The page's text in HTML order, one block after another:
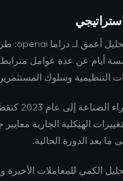
أيام عن عدة عوامل
التنظيمية وسلوك
يشير
الهيكلية الجارية
ما بعد الدورة الحالية.
الكمي للمعاملات